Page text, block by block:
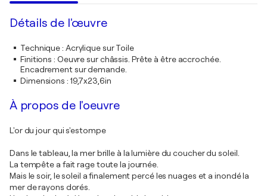
Détails de l'œuvre
Technique: Acrylique sur Toile
Finitions : Oeuvre sur châssis. Prête à être accrochée.
Encadrement sur demande.
Dimensions : 19,7x23,6in
À propos de l'oeuvre
L'or du jour qui s'estompe
Dans le tableau, la mer brille à la lumière du coucher du soleil.
La tempête a fait rage toute la journée.
Mais le soir, le soleil a finalement percé les nuages et a inondé la
mer de rayons dorés.